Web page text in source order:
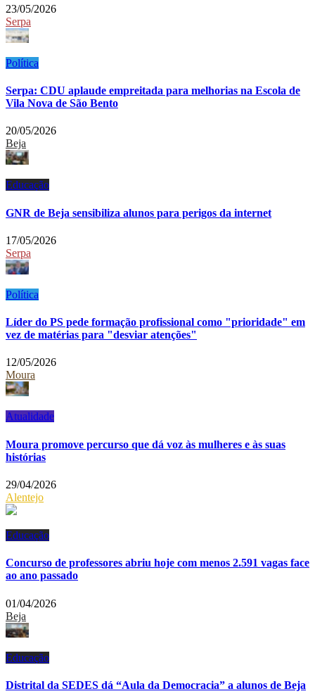
23/05/2026
Serpa
Política
Serpa: CDU aplaude empreitada para melhorias na Escola de
Vila Nova de São Bento
20/05/2026
Beja
Educação
GNR de Beja sensibiliza alunos para perigos da internet
17/05/2026
Serpa
Política
Líder do PS pede formação profissional como "prioridade" em
vez de matérias para "desviar atenções"
12/05/2026
Moura
Atualidade
Moura promove percurso que dá voz às mulheres e às suas
histórias
29/04/2026
Alentejo
Educação
Concurso de professores abriu hoje com menos 2.591 vagas face
ao ano passado
01/04/2026
Beja
Educação
Distrital da SEDES dá “Aula da Democracia” a alunos de Beja